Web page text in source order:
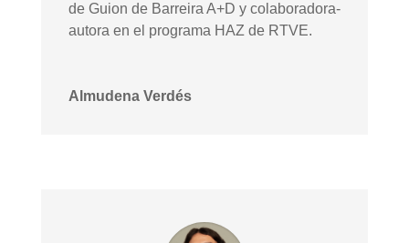
de Guion de Barreira A+D y colaboradora-
autora en el programa HAZ de RTVE.
Almudena Verdés